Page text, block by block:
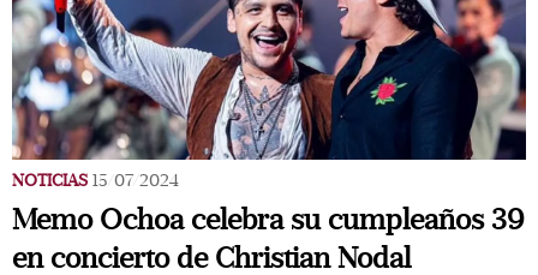
NOTICIAS 15/07/2024
Memo Ochoa celebra su cumpleaños 39
en concierto de Christian Nodal